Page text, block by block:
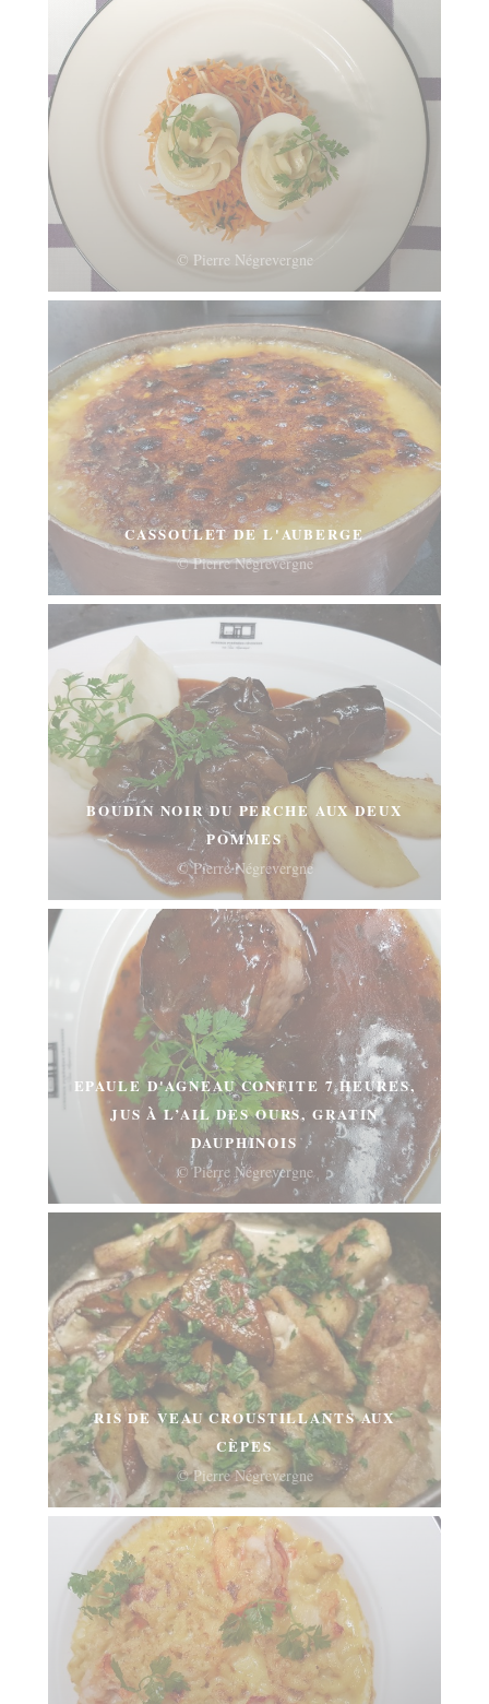
© Pierre Négrevergne
CASSOULET DE L'AUBERGE
© Pierre Négrevergne
BOUDIN NOIR DU PERCHE AUX DEUX
POMMES
© Pierre Négrevergne
EPAULE D'AGNEAU CONFITE 7 HEURES,
JUS À L’AIL DES OURS, GRATIN
DAUPHINOIS
© Pierre Négrevergne
RIS DE VEAU CROUSTILLANTS AUX
CÈPES
© Pierre Négrevergne